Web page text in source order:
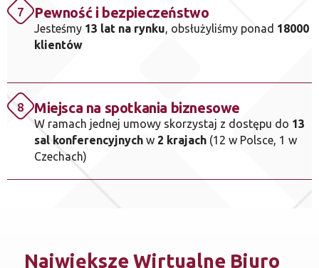
7 Pewność i bezpieczeństwo
Jesteśmy 13 lat na rynku, obsłużyliśmy ponad 18000
klientów
8 Miejsca na spotkania biznesowe
W ramach jednej umowy skorzystaj z dostępu do 13
sal konferencyjnych w 2 krajach (12 w Polsce, 1 w
Czechach)
Największe Wirtualne Biuro